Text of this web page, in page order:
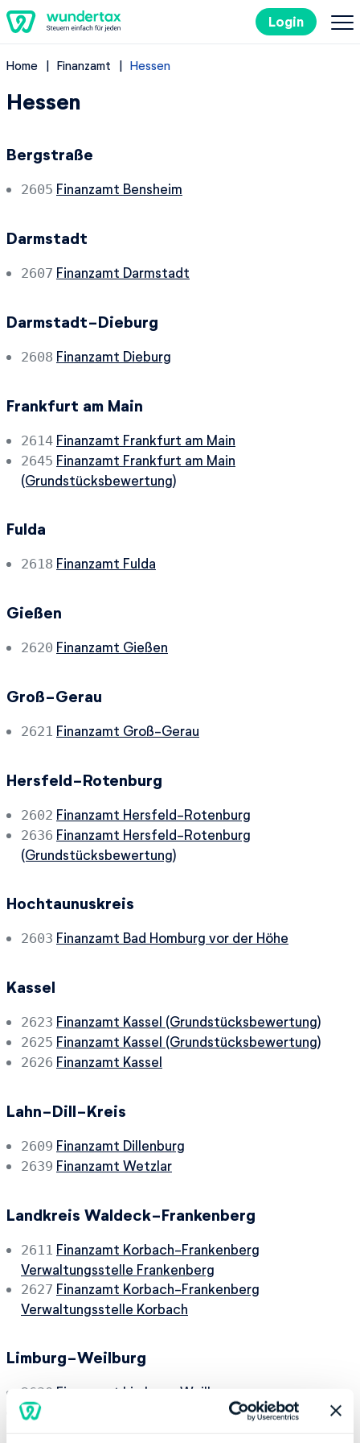
Login
So geht's
Steuertipps
Kostenlos ausprobieren
Home Finanzamt Hessen
Hessen
Bergstraße
2605 Finanzamt Bensheim
Darmstadt
2607 Finanzamt Darmstadt
Darmstadt-Dieburg
2608 Finanzamt Dieburg
Frankfurt am Main
2614 Finanzamt Frankfurt am Main
2645 Finanzamt Frankfurt am Main
(Grundstücksbewertung)
Fulda
2618 Finanzamt Fulda
Gießen
2620 Finanzamt Gießen
Groß-Gerau
2621 Finanzamt Groß-Gerau
Hersfeld-Rotenburg
2602 Finanzamt Hersfeld-Rotenburg
2636 Finanzamt Hersfeld-Rotenburg
(Grundstücksbewertung)
Hochtaunuskreis
2603 Finanzamt Bad Homburg vor der Höhe
Kassel
2623 Finanzamt Kassel (Grundstücksbewertung)
2625 Finanzamt Kassel (Grundstücksbewertung)
2626 Finanzamt Kassel
Lahn-Dill-Kreis
2609 Finanzamt Dillenburg
2639 Finanzamt Wetzlar
Landkreis Waldeck-Frankenberg
2611 Finanzamt Korbach-Frankenberg
Verwaltungsstelle Frankenberg
2627 Finanzamt Korbach-Frankenberg
Verwaltungsstelle Korbach
Limburg-Weilburg
2630 Finanzamt Limburg-Weilburg
2638
Finanzamt Limburg-Weilburg